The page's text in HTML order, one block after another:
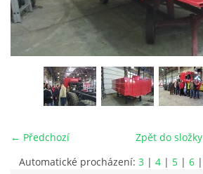
MLÁDEŽ
NAHLÁŠENÍ PÁLENÍ
DOTACE
← Předchozí
Zpět do složky
Automatické procházení: 3 | 4 | 5 | 6 |